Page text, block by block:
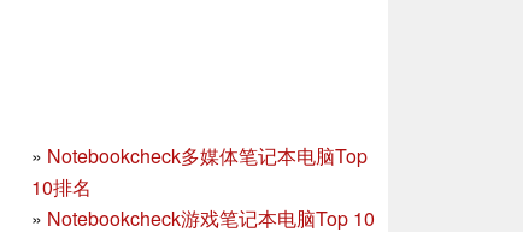
» Notebookcheck多媒体笔记本电脑Top
10排名
» Notebookcheck游戏笔记本电脑Top 10